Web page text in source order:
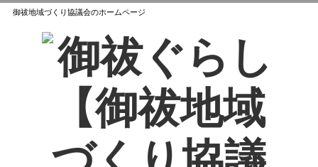
御祓地域づくり協議会のホームページ